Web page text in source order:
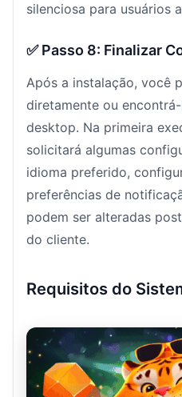
silenciosa para usuários
✅ Passo 8: Finalizar
Após a instalação, você
diretamente ou
desktop. Na primeira
solicitará algumas
idioma preferido,
preferências de
podem ser alteradas
do cliente.
Requisitos do